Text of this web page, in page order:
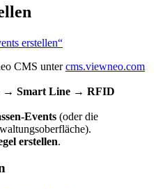
erstellen“
CMS untercms.viewneo.com
→ Smart Line → RFID
Events (oder die
erstellen.